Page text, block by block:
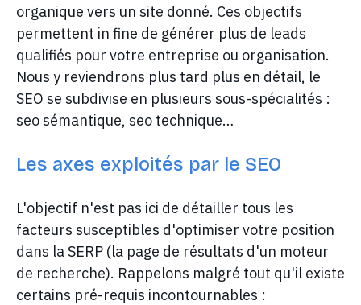
organique vers un site donné. Ces objectifs
permettent in fine de générer plus de leads
qualifiés pour votre entreprise ou organisation.
Nous y reviendrons plus tard plus en détail, le
SEO se subdivise en plusieurs sous-spécialités :
seo sémantique, seo technique…
Les axes exploités par le SEO
L'objectif n'est pas ici de détailler tous les
facteurs susceptibles d'optimiser votre position
dans la SERP (la page de résultats d'un moteur
de recherche). Rappelons malgré tout qu'il existe
certains pré-requis incontournables :